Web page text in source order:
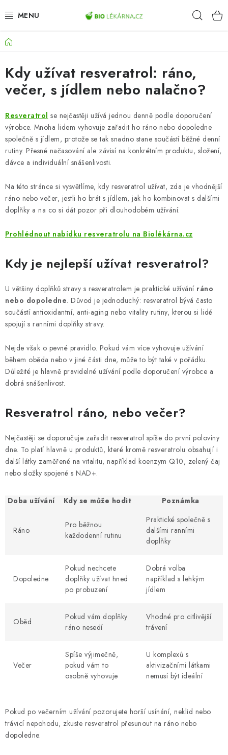
na
AKCE
DOPLŇKY STRAVY
PŘÍRODNÍ KOSMETIKA
SPORT
ZDRAVÉ POTRAVINY
ZDRAVOTNÍ OKRUHY
ZNAČKY
Odborný garant MUDr. Monika Klaudysová
Jak nakupovat
Moje objednávka
Mapa serveru
Domů
Kdy užívat resveratrol: ráno,
večer, s jídlem nebo nalačno?
Resveratrol se nejčastěji užívá jednou denně podle doporučení
výrobce. Mnoha lidem vyhovuje zařadit ho ráno nebo dopoledne
společně s jídlem, protože se tak snadno stane součástí běžné denní
rutiny. Přesné načasování ale závisí na konkrétním produktu, složení,
dávce a individuální snášenlivosti.
Na této stránce si vysvětlíme, kdy resveratrol užívat, zda je vhodnější
ráno nebo večer, jestli ho brát s jídlem, jak ho kombinovat s dalšími
doplňky a na co si dát pozor při dlouhodobém užívání.
Prohlédnout nabídku resveratrolu na Biolékárna.cz
Kdy je nejlepší užívat resveratrol?
U většiny doplňků stravy s resveratrolem je praktické užívání ráno
nebo dopoledne. Důvod je jednoduchý: resveratrol bývá často
součástí antioxidantní, anti-aging nebo vitality rutiny, kterou si lidé
spojují s ranními doplňky stravy.
Nejde však o pevné pravidlo. Pokud vám více vyhovuje užívání
během oběda nebo v jiné části dne, může to být také v pořádku.
Důležité je hlavně pravidelné užívání podle doporučení výrobce a
dobrá snášenlivost.
Resveratrol ráno, nebo večer?
Nejčastěji se doporučuje zařadit resveratrol spíše do první poloviny
dne. To platí hlavně u produktů, které kromě resveratrolu obsahují i
další látky zaměřené na vitalitu, například koenzym Q10, zelený čaj
nebo složky spojené s NAD+.
Doba užívání Kdy se může hodit Poznámka
Ráno
Pro běžnou
každodenní rutinu
Praktické společně s
dalšími ranními
doplňky
Dopoledne
Pokud nechcete
doplňky užívat hned
po probuzení
Dobrá volba
například s lehkým
jídlem
Oběd
Pokud vám doplňky
ráno nesedí
Vhodné pro citlivější
trávení
Večer
Spíše výjimečně,
pokud vám to
osobně vyhovuje
U komplexů s
aktivizačními látkami
nemusí být ideální
Pokud po večerním užívání pozorujete horší usínání, neklid nebo
trávicí nepohodu, zkuste resveratrol přesunout na ráno nebo
dopoledne.